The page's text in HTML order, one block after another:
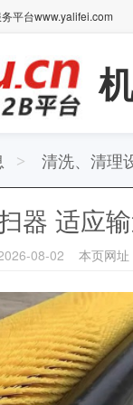
平台www.yalifei.com
> 清洗、清理
器 适应
08-02 本页网